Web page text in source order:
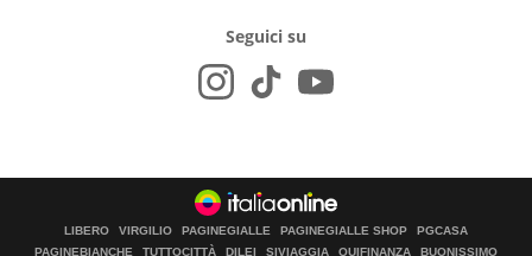
Seguici su
LIBERO VIRGILIO PAGINEGIALLE PAGINEGIALLE SHOP
PGCASA
PAGINEBIANCHE
TUTTOCITTÀ DILEI SIVIAGGIA QUIFINANZA BUONISSIMO